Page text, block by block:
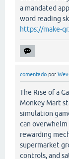
a mandated
word reading
https://make-
comentado por
The Rise of a
Monkey Mart
simulation
can
rewarding
supermarket
controls, and